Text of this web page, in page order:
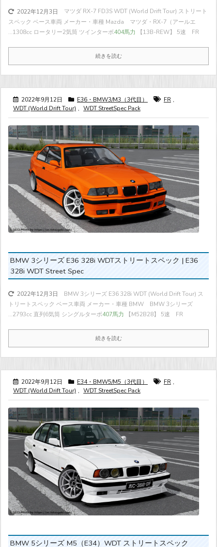
2022年12月3日
マツダ RX-7 FD3S WDT (World Drift Tour) ストリート
スペック ベース車両 メーカー・車種 Mazda マツダ・RX-7（アールエ
...1308cc ロータリー2気筒 ツインターボ404馬力 【13B-REW】 5速 FR
続きを読む
2022年9月12日 E36・BMW3/M3（3代目） FR ,
WDT (World Drift Tour) , WDT StreetSpec Pack
BMW 3シリーズ E36 328i WDTストリートスペック | E36
328i WDT Street Spec
2022年12月3日
BMW 3シリーズ E36 328i WDT (World Drift Tour) ス
トリートスペック ベース車両 メーカー・車種 BMW BMW 3シリーズ
...2793cc 直列6気筒 シングルターボ407馬力 【M52B28】 5速 FR
続きを読む
2022年9月12日 E34・BMW5/M5（3代目） FR ,
WDT (World Drift Tour) , WDT StreetSpec Pack
BMW 5シリーズ M5（E34）WDT ストリートスペック